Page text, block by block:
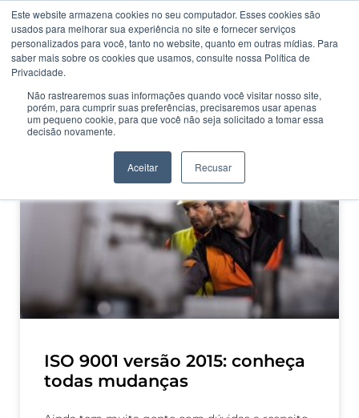
Este website armazena cookies no seu computador. Esses cookies são
usados ​​para melhorar sua experiência no site e fornecer serviços
personalizados para você, tanto no website, quanto em outras mídias. Para
saber mais sobre os cookies que usamos, consulte nossa Política de
Privacidade.
Não rastrearemos suas informações quando você visitar nosso site,
porém, para cumprir suas preferências, precisaremos usar apenas
um pequeno cookie, para que você não seja solicitado a tomar essa
decisão novamente.
Aceitar Recusar
CATEGORIA
ISO 9001 versão 2015
ISO 9001 versão 2015: conheça
todas mudanças